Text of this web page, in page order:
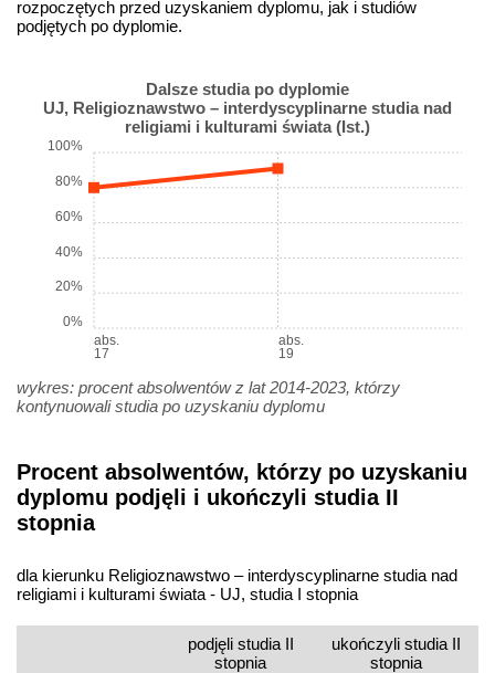
rozpoczętych przed uzyskaniem dyplomu, jak i studiów
podjętych po dyplomie.
Dalsze studia po dyplomie
UJ, Religioznawstwo – interdyscyplinarne studia nad
religiami i kulturami świata (Ist.)
abs.
17
abs.
19
0%
20%
40%
60%
80%
100%
wykres: procent absolwentów z lat 2014-2023, którzy
kontynuowali studia po uzyskaniu dyplomu
Procent absolwentów, którzy po uzyskaniu
dyplomu podjęli i ukończyli studia II
stopnia
dla kierunku Religioznawstwo – interdyscyplinarne studia nad
religiami i kulturami świata - UJ, studia I stopnia
podjęli studia II
stopnia
ukończyli studia II
stopnia